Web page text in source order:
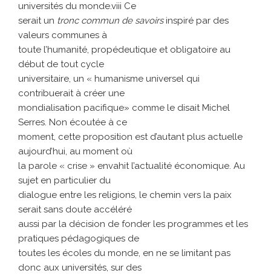
universités du monde.viii Ce
serait un tronc commun de savoirs inspiré par des
valeurs communes à
toute l’humanité, propédeutique et obligatoire au
début de tout cycle
universitaire, un « humanisme universel qui
contribuerait à créer une
mondialisation pacifique» comme le disait Michel
Serres. Non écoutée à ce
moment, cette proposition est d’autant plus actuelle
aujourd’hui, au moment où
la parole « crise » envahit l’actualité économique. Au
sujet en particulier du
dialogue entre les religions, le chemin vers la paix
serait sans doute accéléré
aussi par la décision de fonder les programmes et les
pratiques pédagogiques de
toutes les écoles du monde, en ne se limitant pas
donc aux universités, sur des